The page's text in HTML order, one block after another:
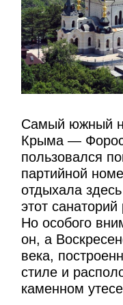
Самый южный
Крыма —
пользовался
партийной
отдыхала
этот
Но особого
он, а
века,
стиле и
каменном